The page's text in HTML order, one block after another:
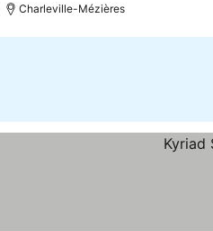
Charleville-Mézières